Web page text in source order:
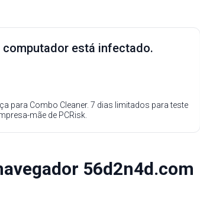
está infectado.
para Combo Cleaner. 7 dias limitados para teste
mãe de PCRisk.
56d2n4d.com